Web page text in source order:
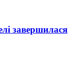
завершилася